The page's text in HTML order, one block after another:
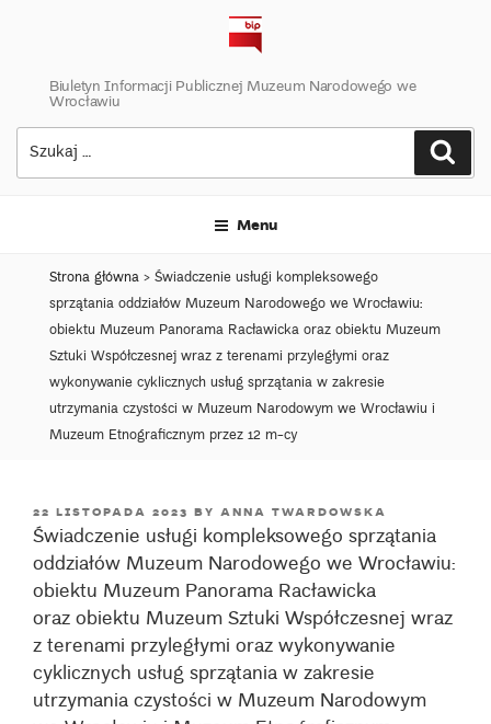
Biuletyn Informacji Publicznej Muzeum Narodowego we
Wrocławiu
Szukaj:
Menu
Strona główna>Świadczenie usługi kompleksowego
sprzątania oddziałów Muzeum Narodowego we Wrocławiu:
obiektu Muzeum Panorama Racławicka oraz obiektu Muzeum
Sztuki Współczesnej wraz z terenami przyległymi oraz
wykonywanie cyklicznych usług sprzątania w zakresie
utrzymania czystości w Muzeum Narodowym we Wrocławiu i
Muzeum Etnograficznym przez 12 m-cy
POSTED
ON
22 LISTOPADA 2023 BY ANNA TWARDOWSKA
Świadczenie usługi kompleksowego sprzątania
oddziałów Muzeum Narodowego we Wrocławiu:
obiektu Muzeum Panorama Racławicka
oraz obiektu Muzeum Sztuki Współczesnej wraz
z terenami przyległymi oraz wykonywanie
cyklicznych usług sprzątania w zakresie
utrzymania czystości w Muzeum Narodowym